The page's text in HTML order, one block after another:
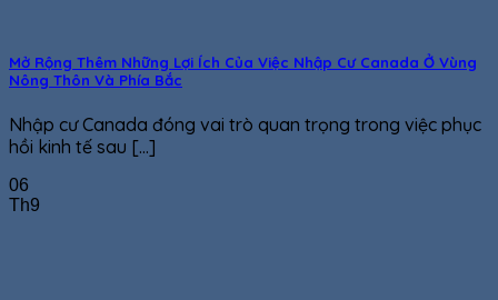
Mở Rộng Thêm Những Lợi Ích Của Việc Nhập Cư Canada Ở Vùng
Nông Thôn Và Phía Bắc
Nhập cư Canada đóng vai trò quan trọng trong việc phục
hồi kinh tế sau [...]
06
Th9